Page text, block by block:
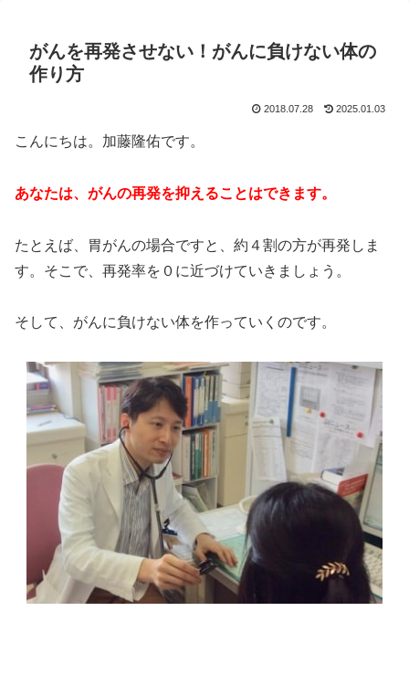
がんを再発させない！がんに負けない体の
作り方
2018.07.28 2025.01.03
こんにちは。加藤隆佑です。
あなたは、がんの再発を抑えることはできます。
たとえば、胃がんの場合ですと、約４割の方が再発しま
す。そこで、再発率を０に近づけていきましょう。
そして、がんに負けない体を作っていくのです。